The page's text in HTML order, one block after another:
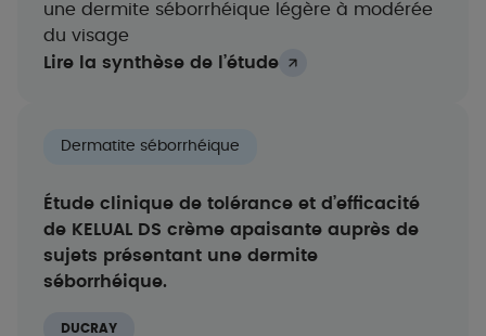
une dermite séborrhéique légère à modérée
du visage
Lire la synthèse de l’étude
Dermatite séborrhéique
Étude clinique de tolérance et d’efficacité
de KELUAL DS crème apaisante auprès de
sujets présentant une dermite
séborrhéique.
DUCRAY